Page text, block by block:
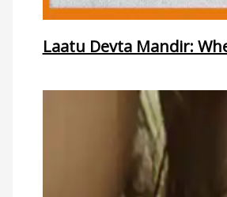
Laatu Devta Mandir: